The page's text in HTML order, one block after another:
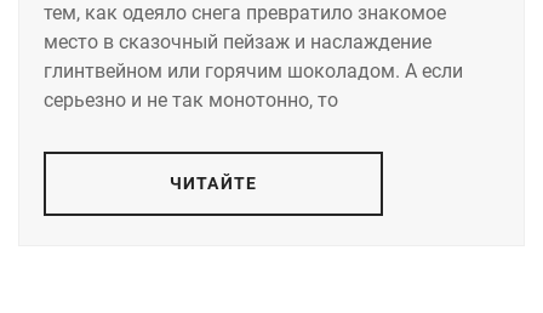
тем, как одеяло снега превратило знакомое
место в сказочный пейзаж и наслаждение
глинтвейном или горячим шоколадом. А если
серьезно и не так монотонно, то
ЧИТАЙТЕ